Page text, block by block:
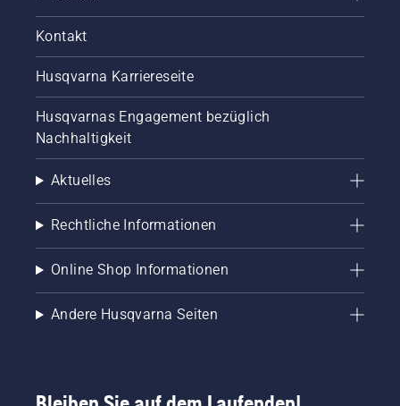
Kontakt
Husqvarna Karriereseite
Husqvarnas Engagement bezüglich
Nachhaltigkeit
Aktuelles
Rechtliche Informationen
Online Shop Informationen
Andere Husqvarna Seiten